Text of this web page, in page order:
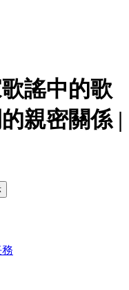
謠中的歌
親密關係 |